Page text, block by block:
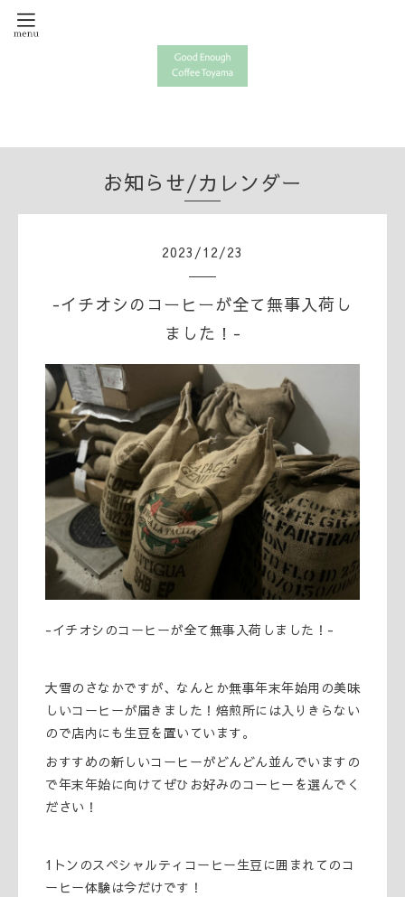
お知らせ/カレンダー
2023 /12/23
-イチオシのコーヒーが全て無事入荷し
ました！-
-イチオシのコーヒーが全て無事入荷しました！-
大雪のさなかですが、なんとか無事年末年始用の美味
しいコーヒーが届きました！焙煎所には入りきらない
ので店内にも生豆を置いています。
おすすめの新しいコーヒーがどんどん並んでいますの
で年末年始に向けてぜひお好みのコーヒーを選んでく
ださい！
1トンのスペシャルティコーヒー生豆に囲まれてのコ
ーヒー体験は今だけです！